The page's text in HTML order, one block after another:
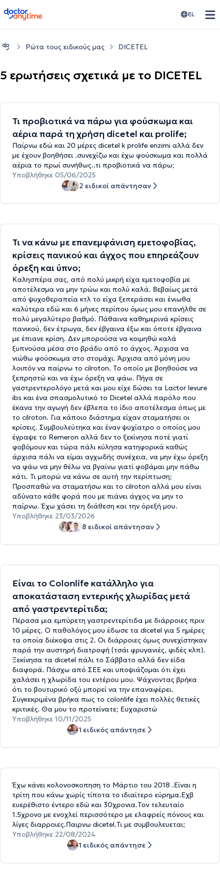
doctoranytime EL
Ρώτα τους ειδικούς μας DICETEL
5 ερωτήσεις σχετικά με το DICETEL
Τι προβιοτικά να πάρω για φούσκωμα και
αέρια παρά τη χρήση dicetel και prolife;
Παίρνω εδώ και 20 μέρες dicetel k prolife enzimi αλλά δεν
με έχουν βοηθήσει .συνεχίζω και έχω φούσκωμα και πολλά
αέρια το πρωί συνήθως..τι προβιοτικά να πάρω;
Υποβλήθηκε 05/06/2025
2 ειδικοί απάντησαν
Τι να κάνω με επανεμφάνιση εμετοφοβίας,
κρίσεις πανικού και άγχος που επηρεάζουν
όρεξη και ύπνο;
Καλησπέρα σας, από πολύ μικρή είχα εμετοφοβία με
αποτέλεσμα να μην τρώω και πολύ καλά. Βεβαίως μετά
από ψυχοθεραπεία κτλ το είχα ξεπεράσει και ένιωθα
καλύτερα εδώ και 6 μήνες περίπου όμως μου επανήλθε σε
πολύ μεγαλύτερο βαθμό. Πάθαινα καθημερινά κρίσεις
πανικού, δεν έτρωγα, δεν έβγαινα έξω και όποτε έβγαινα
με έπιανε κρίση. Δεν μπορούσα να κοιμηθώ καλά
ξυπνούσα μέσα στο βράδυ από το άγχος. Άρχισα να
νιώθω φούσκωμα στο στομάχι. Άρχισα από μόνη μου
λοιπόν να παίρνω το cilroton. Το οποίο με βοηθούσε να
ξεπρηστώ και να έχω όρεξη να φάω. Πήγα σε
γαστρεντερολόγο μετά και μου είχε δώσει τα Lactor levure
ibs και ένα σπασμολυτικό το Dicetel αλλά παρόλο που
έκανα την αγωγή δεν έβλεπα το ίδιο αποτέλεσμα όπως με
το cilroton. Για κάποιο διάστημα είχαν σταματήσει οι
κρίσεις. Συμβουλεύτηκα και έναν ψυχίατρο ο οποίος μου
έγραψε το Remeron αλλά δεν το ξεκίνησα ποτέ γιατί
φοβόμουν και τώρα πάλι κύλησα κατηφορικά καθώς
άρχισα πάλι να είμαι αγχωδής συνέχεια, να μην έχω όρεξη
να φάω να μην θέλω να βγαίνω γιατί φοβάμαι μην πάθω
κάτι. Τι μπορώ να κάνω σε αυτή την περίπτωση;
Προσπαθώ να σταματήσω και το cilroton αλλά μου είναι
αδύνατο κάθε φορά που με πιάνει άγχος να μην το
παίρνω. Έχω χάσει τη διάθεση και την όρεξή μου.
Υποβλήθηκε 23/03/2026
8 ειδικοί απάντησαν
Είναι το Colonlife κατάλληλο για
αποκατάσταση εντερικής χλωρίδας μετά
από γαστρεντερίτιδα;
Πέρασα μια εμπύρετη γαστρεντερίτιδα με διάρροιες πριν
10 μέρες. Ο παθολόγος μου έδωσε τα dicetel για 5 ημέρες
τα οποία διέκοψα στις 2. Οι διάρροιες όμως συνεχίστηκαν
παρά την αυστηρή διατροφή (τσάι φρυγανιές, φιδές κλπ).
Ξεκίνησα τα dicetel πάλι το Σάββατο αλλά δεν είδα
διαφορά. Πάσχω από ΣΕΕ και υποψιάζομαι ότι έχει
χαλάσει η χλωρίδα του εντέρου μου. Ψάχνοντας βρήκα
ότι το βουτυρικό οξύ μπορεί να την επαναφέρει.
Συγκεκριμένα βρήκα πως το colonlife έχει πολλές θετικές
κριτικές. Θα μου το προτείνατε; Ευχαριστώ
Υποβλήθηκε 10/11/2025
1 ειδικός απάντησε
Έχω κάνει κολονοσκοπηση το Μάρτιο του 2018 .Είναι η
τρίτη που κάνω χωρίς τίποτα το ιδιαίτερο εύρημα.Εχβ
ευερέθιστο έντερο εδώ και 30χρονια.Τον τελευταίο
1.5χρονο με ενοχλεί περισσότερο με ελαφρείς πόνους και
λίγες διαρροιες.Παιρνω dicetel.Τι με συμβουλευεται;
Υποβλήθηκε 22/08/2024
1 ειδικός απάντησε